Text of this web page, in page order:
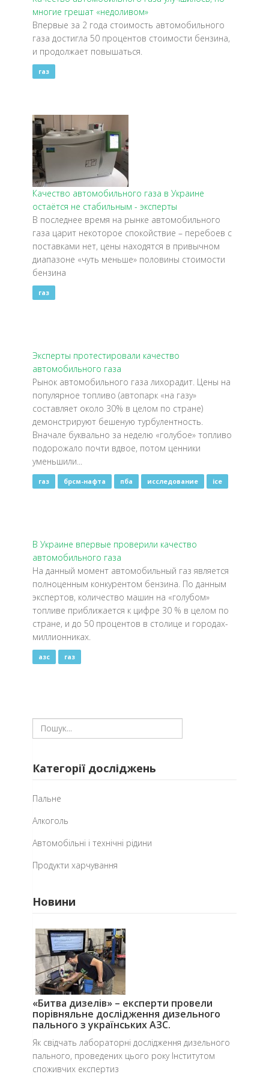
многие грешат «недоливом»
Впервые за 2 года стоимость автомобильного
газа достигла 50 процентов стоимости бензина,
и продолжает повышаться.
газ
Качество автомобильного газа в Украине
остаётся не стабильным - эксперты
В последнее время на рынке автомобильного
газа царит некоторое спокойствие – перебоев с
поставками нет, цены находятся в привычном
диапазоне «чуть меньше» половины стоимости
бензина
газ
​Эксперты протестировали качество
автомобильного газа
Рынок автомобильного газа лихорадит. Цены на
популярное топливо (автопарк «на газу»
составляет около 30% в целом по стране)
демонстрируют бешеную турбулентность.
Вначале буквально за неделю «голубое» топливо
подорожало почти вдвое, потом ценники
уменьшили...
газ брсм-нафта пба исследование ice
В Украине впервые проверили качество
автомобильного газа
На данный момент автомобильный газ является
полноценным конкурентом бензина. По данным
экспертов, количество машин на «голубом»
топливе приближается к цифре 30 % в целом по
стране, и до 50 процентов в столице и городах-
миллионниках.
азс газ
Категорії досліджень
Пальне
Алкоголь
Автомобільні і технічні рідини
Продукти харчування
Новини
«Битва дизелів» – експерти провели
порівняльне дослідження дизельного
пального з українських АЗС.
​Як свідчать лабораторні дослідження дизельного
пального, проведених цього року Інститутом
споживчих експертиз